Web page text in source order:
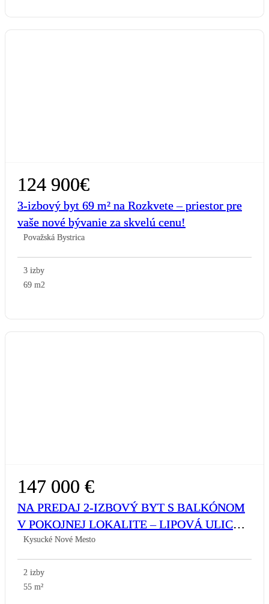
124 900€
3-izbový byt 69 m² na Rozkvete – priestor pre
vaše nové bývanie za skvelú cenu!
Považská Bystrica
3 izby
69 m2
147 000 €
NA PREDAJ 2-IZBOVÝ BYT S BALKÓNOM
V POKOJNEJ LOKALITE – LIPOVÁ ULICA,
KYSUCKÉ NOVÉ MESTO
Kysucké Nové Mesto
2 izby
55 m²